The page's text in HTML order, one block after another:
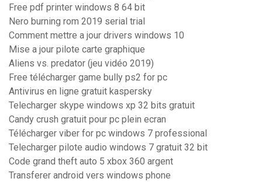
Free pdf printer windows 8 64 bit
Nero burning rom 2019 serial trial
Comment mettre a jour drivers windows 10
Mise a jour pilote carte graphique
Aliens vs. predator (jeu vidéo 2019)
Free télécharger game bully ps2 for pc
Antivirus en ligne gratuit kaspersky
Telecharger skype windows xp 32 bits gratuit
Candy crush gratuit pour pc plein ecran
Télécharger viber for pc windows 7 professional
Telecharger pilote audio windows 7 gratuit 32 bit
Code grand theft auto 5 xbox 360 argent
Transferer android vers windows phone